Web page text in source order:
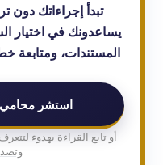
تبدأ إجراءاتك دون
يساعدونك في اختيار
المستندات، ومتابعة
استشر
أو تابع القراءة بهدوء